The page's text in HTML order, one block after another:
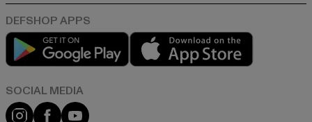
Play market
Instagram
FacebookYouTube